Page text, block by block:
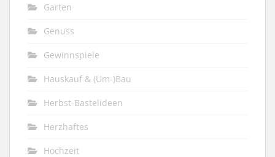
Garten
Genuss
Gewinnspiele
Hauskauf & (Um-)Bau
Herbst-Bastelideen
Herzhaftes
Hochzeit